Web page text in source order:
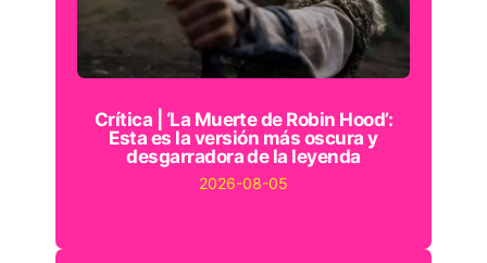
Crítica | ‘La Muerte de Robin Hood’:
Esta es la versión más oscura y
desgarradora de la leyenda
2026-08-05